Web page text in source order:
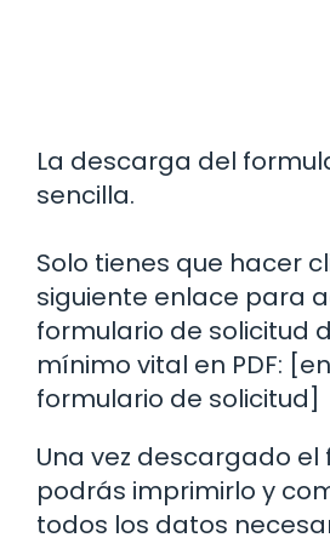
La descarga del
sencilla.
Solo tienes que hacer
siguiente enlace para
formulario de solicitud
mínimo vital en PDF:
formulario de solicitud]
Una vez descargado el
podrás imprimirlo y
todos los datos